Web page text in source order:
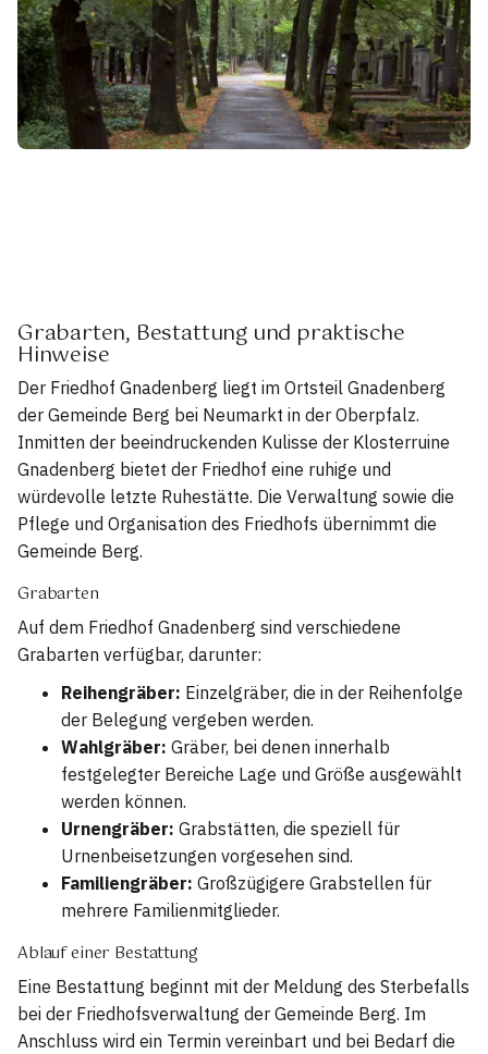
Grabarten, Bestattung und praktische
Hinweise
Der Friedhof Gnadenberg liegt im Ortsteil Gnadenberg
der Gemeinde Berg bei Neumarkt in der Oberpfalz.
Inmitten der beeindruckenden Kulisse der Klosterruine
Gnadenberg bietet der Friedhof eine ruhige und
würdevolle letzte Ruhestätte. Die Verwaltung sowie die
Pflege und Organisation des Friedhofs übernimmt die
Gemeinde Berg.
Grabarten
Auf dem Friedhof Gnadenberg sind verschiedene
Grabarten verfügbar, darunter:
Reihengräber: Einzelgräber, die in der Reihenfolge
der Belegung vergeben werden.
Wahlgräber: Gräber, bei denen innerhalb
festgelegter Bereiche Lage und Größe ausgewählt
werden können.
Urnengräber: Grabstätten, die speziell für
Urnenbeisetzungen vorgesehen sind.
Familiengräber: Großzügigere Grabstellen für
mehrere Familienmitglieder.
Ablauf einer Bestattung
Eine Bestattung beginnt mit der Meldung des Sterbefalls
bei der Friedhofsverwaltung der Gemeinde Berg. Im
Anschluss wird ein Termin vereinbart und bei Bedarf die